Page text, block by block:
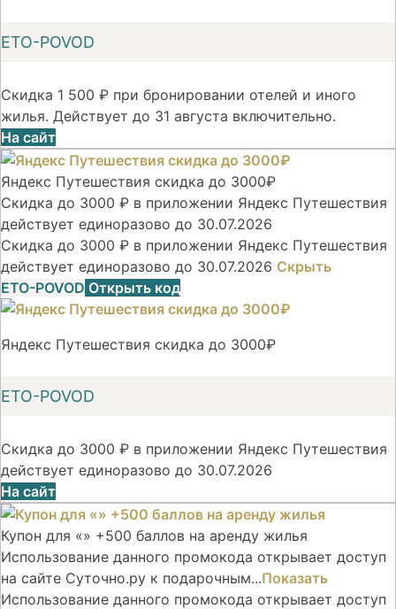
ETO-POVOD
Скидка 1 500 ₽ при бронировании отелей и иного
жилья. Действует до 31 августа включительно.
На сайт
Яндекс Путешествия скидка до 3000₽
Скидка до 3000 ₽ в приложении Яндекс Путешествия
действует единоразово до 30.07.2026
Скидка до 3000 ₽ в приложении Яндекс Путешествия
действует единоразово до 30.07.2026 Скрыть
ETO-POVOD Открыть код
Яндекс Путешествия скидка до 3000₽
ETO-POVOD
Скидка до 3000 ₽ в приложении Яндекс Путешествия
действует единоразово до 30.07.2026
На сайт
Купон для «» +500 баллов на аренду жилья
Использование данного промокода открывает доступ
на сайте Суточно.ру к подарочным...Показать
Использование данного промокода открывает доступ